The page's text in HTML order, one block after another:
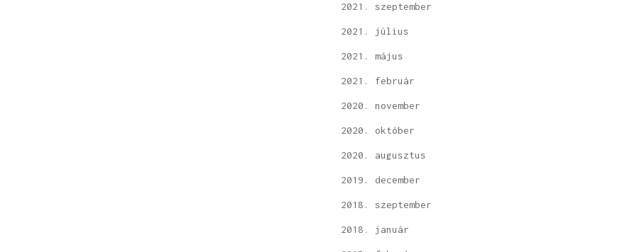
2021. szeptember
2021. július
2021. május
2021. február
2020. november
2020. október
2020. augusztus
2019. december
2018. szeptember
2018. január